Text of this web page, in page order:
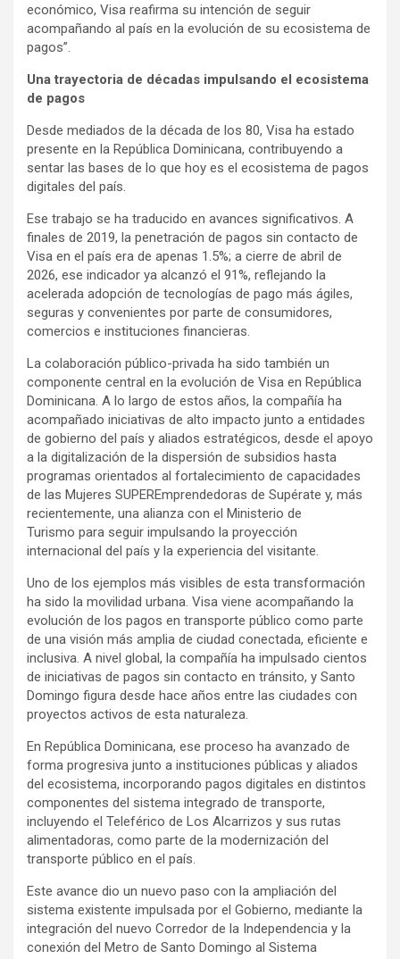
económico, Visa reafirma su intención de seguir
acompañando al país en la evolución de su ecosistema de
pagos”.
Una trayectoria de décadas impulsando el ecosistema
de pagos
Desde mediados de la década de los 80, Visa ha estado
presente en la República Dominicana, contribuyendo a
sentar las bases de lo que hoy es el ecosistema de pagos
digitales del país.
Ese trabajo se ha traducido en avances significativos. A
finales de 2019, la penetración de pagos sin contacto de
Visa en el país era de apenas 1.5%; a cierre de abril de
2026, ese indicador ya alcanzó el 91%, reflejando la
acelerada adopción de tecnologías de pago más ágiles,
seguras y convenientes por parte de consumidores,
comercios e instituciones financieras.
La colaboración público-privada ha sido también un
componente central en la evolución de Visa en República
Dominicana. A lo largo de estos años, la compañía ha
acompañado iniciativas de alto impacto junto a entidades
de gobierno del país y aliados estratégicos, desde el apoyo
a la digitalización de la dispersión de subsidios hasta
programas orientados al fortalecimiento de capacidades
de las Mujeres SUPEREmprendedoras de Supérate y, más
recientemente, una alianza con el Ministerio de
Turismo para seguir impulsando la proyección
internacional del país y la experiencia del visitante.
Uno de los ejemplos más visibles de esta transformación
ha sido la movilidad urbana. Visa viene acompañando la
evolución de los pagos en transporte público como parte
de una visión más amplia de ciudad conectada, eficiente e
inclusiva. A nivel global, la compañía ha impulsado cientos
de iniciativas de pagos sin contacto en tránsito, y Santo
Domingo figura desde hace años entre las ciudades con
proyectos activos de esta naturaleza.
En República Dominicana, ese proceso ha avanzado de
forma progresiva junto a instituciones públicas y aliados
del ecosistema, incorporando pagos digitales en distintos
componentes del sistema integrado de transporte,
incluyendo el Teleférico de Los Alcarrizos y sus rutas
alimentadoras, como parte de la modernización del
transporte público en el país.
Este avance dio un nuevo paso con la ampliación del
sistema existente impulsada por el Gobierno, mediante la
integración del nuevo Corredor de la Independencia y la
conexión del Metro de Santo Domingo al Sistema